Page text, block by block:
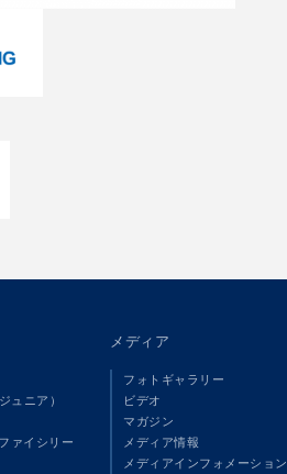
ュニア）
ァイシリー
メディア
フォトギャラリー
ビデオ
マガジン
メディア情報
メディアインフォメーション